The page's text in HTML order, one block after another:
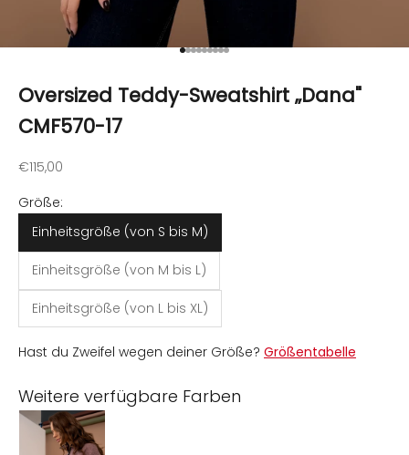
Gehe zu Element 1
Gehe zu Element 2
Gehe zu Element 3
Gehe zu Element 4
Gehe zu Element 5
Gehe zu Element 6
Gehe zu Element 7
Gehe zu Element 8
Gehe zu Element 9
Oversized Teddy-Sweatshirt „Dana"
CMF570-17
Angebot
€115,00
Größe:
Einheitsgröße (von S bis M)
Einheitsgröße (von M bis L)
Einheitsgröße (von L bis XL)
Hast du Zweifel wegen deiner Größe? Größentabelle
Weitere verfügbare Farben